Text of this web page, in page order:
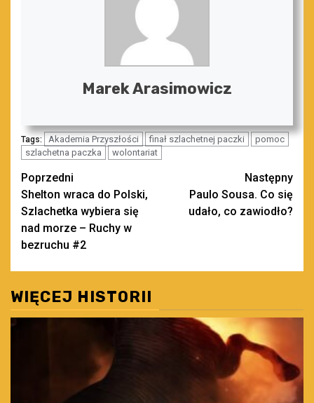
Marek Arasimowicz
Tags: Akademia Przyszłości finał szlachetnej paczki
pomoc
szlachetna paczka
wolontariat
Zobacz
wpisy
Poprzedni
Shelton wraca do Polski,
Szlachetka wybiera się
nad morze – Ruchy w
bezruchu #2
Następny
Paulo Sousa. Co się
udało, co zawiodło?
WIĘCEJ HISTORII